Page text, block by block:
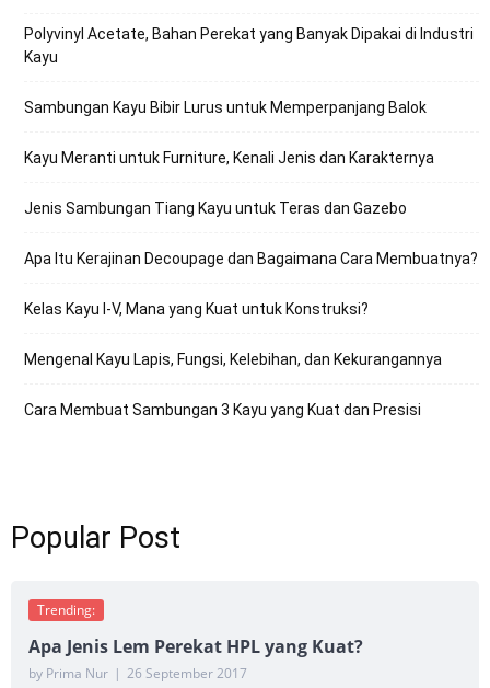
Polyvinyl Acetate, Bahan Perekat yang Banyak Dipakai di Industri
Kayu
Sambungan Kayu Bibir Lurus untuk Memperpanjang Balok
Kayu Meranti untuk Furniture, Kenali Jenis dan Karakternya
Jenis Sambungan Tiang Kayu untuk Teras dan Gazebo
Apa Itu Kerajinan Decoupage dan Bagaimana Cara Membuatnya?
Kelas Kayu I-V, Mana yang Kuat untuk Konstruksi?
Mengenal Kayu Lapis, Fungsi, Kelebihan, dan Kekurangannya
Cara Membuat Sambungan 3 Kayu yang Kuat dan Presisi
Popular Post
Trending:
Apa Jenis Lem Perekat HPL yang Kuat?
by Prima Nur | 26 September 2017